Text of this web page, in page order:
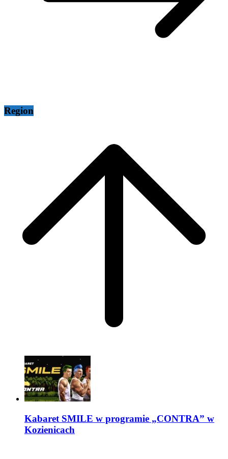
Region
Kabaret SMILE w programie „CONTRA” w
Kozienicach